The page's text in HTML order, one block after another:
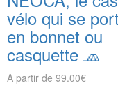
vélo qui se
en bonnet ou
casquette 🧢
A partir de 99.00€